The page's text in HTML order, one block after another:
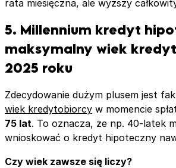
rata miesięczna, ale wyższy
5. Millennium kredyt
maksymalny wiek
2025 roku
Zdecydowanie dużym plusem jest
wiek kredytobiorcy w momencie
75 lat. To oznacza, że np. 40-latek
wnioskować o kredyt hipoteczny
Czy wiek zawsze się liczy?